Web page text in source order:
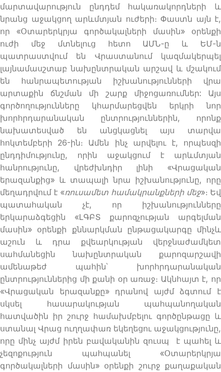
մարտավարություն ընդդեմ հակառակորդների և
նրանց աջակցող արևմտյան ուժերի։ Փաստն այն է,
որ «Օտարերկրյա գործակալների մասին» օրենքի
ուժի մեջ մտնելուց հետո ԱՄՆ-ը և ԵՄ-ն
պատրաստվում են Վրաստանում կազմակերպել
լայնամասշտաբ նախընտրական արշավ և մշակում
են հանրապետության իշխանությունների վրա
արտաքին ճնշման մի շարք միջոցառումներ: Այս
գործողությունները կհարմարեցվեն երկրի նոր
խորհրդարանական ընտրություններին, որոնք
նախատեսված են անցկացնել այս տարվա
հոկտեմբերի 26-ին։ Ամեն ինչ արվելու է, որպեսզի
ընդդիմությունը, որին աջակցում է արևմտյան
հանրությունը, վրեժխնդիր լինի «Վրացական
երազանքից» և տապալի նրա իշխանությունը, որը
մեղադրվում է «ռուսամետ համակրանքների մեջ»։ Եվ
պատահական չէ, որ իշխանությունները
երկարաձգեցին «ԼԳԲՏ քարոզչության արգելման
մասին» օրենքի քննարկման ընթացակարգը մինչև
աշուն և դրա քվեարկության վերջնաժամկետ
սահմանեցին նախընտրական քարոզարշավի
ամենաթեժ պահին՝ խորհրդարանական
ընտրություններից մի քանի օր առաջ։ Ակնհայտ է, որ
«Վրացական երազանքը» դրանով այժմ ձգտում է
սկսել հասարակության պահպանողական
հատվածին իր շուրջ համախմբելու գործընթացը և
ստանալ Վրաց ուղղափառ եկեղեցու աջակցությունը,
որը մինչ այժմ իրեն բավականին զուսպ է պահել և
չեզոքություն պահպանել «Օտարերկրյա
գործակալների մասին» օրենքի շուրջ քաղաքական